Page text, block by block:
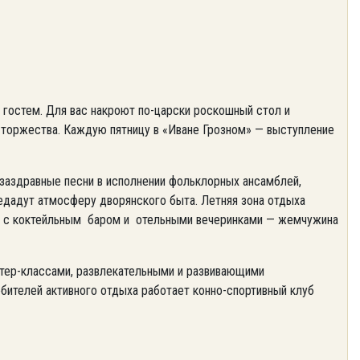
Для вас накроют по-царски роскошный стол и
Каждую пятницу в «Иване Грозном» — выступление
песни в исполнении фольклорных ансамблей,
атмосферу дворянского быта. Летняя зона отдыха
с коктейльным баром и отельными вечеринками — жемчужина
классами, развлекательными и развивающими
активного отдыха работает конно-спортивный клуб